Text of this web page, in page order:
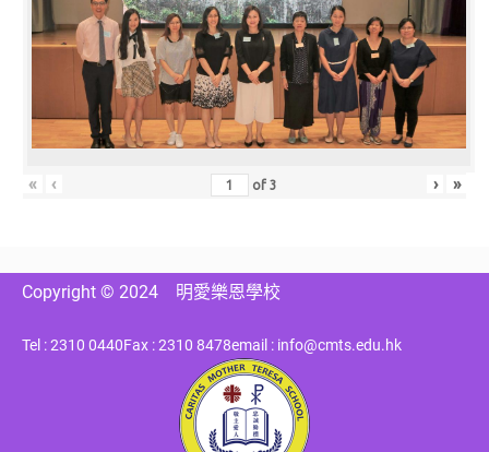
« ‹ of3 › »
Copyright © 2024 明愛樂恩學校
Tel : 2310 0440Fax : 2310 8478email : info@cmts.edu.hk